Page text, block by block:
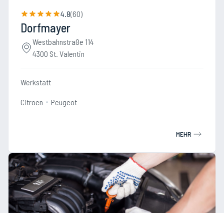
4.8(60)
Dorfmayer
Westbahnstraße 114
4300 St. Valentin
Werkstatt
Citroen Peugeot
MEHR